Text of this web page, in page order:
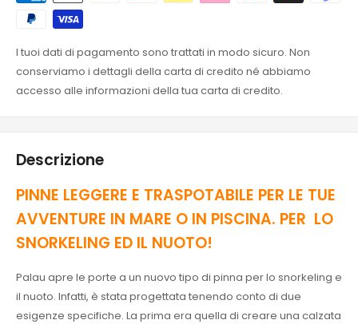
I tuoi dati di pagamento sono trattati in modo sicuro. Non
conserviamo i dettagli della carta di credito né abbiamo
accesso alle informazioni della tua carta di credito.
Descrizione
PINNE LEGGERE E TRASPOTABILE PER LE TUE
AVVENTURE IN MARE O IN PISCINA. PER LO
SNORKELING ED IL NUOTO!
Palau apre le porte a un nuovo tipo di pinna per lo snorkeling e
il nuoto. Infatti, è stata progettata tenendo conto di due
esigenze specifiche. La prima era quella di creare una calzata